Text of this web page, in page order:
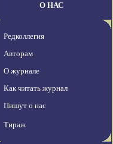
О НАС
Редколлегия
Авторам
О журнале
Как читать журнал
Пишут о нас
Тираж